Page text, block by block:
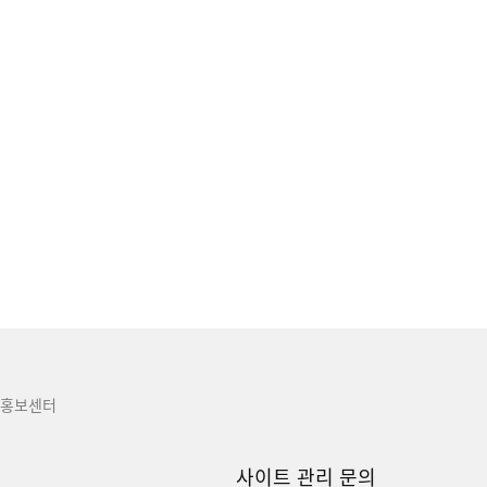
홍보센터
사이트 관리 문의